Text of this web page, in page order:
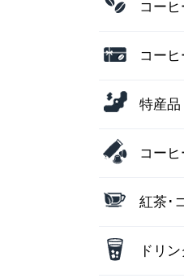
コーヒ
コーヒ
特産品
コー
紅茶･
ドリ